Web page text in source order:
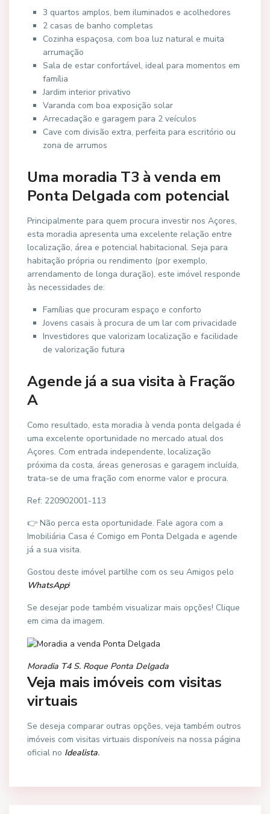
3 quartos amplos, bem iluminados e acolhedores
2 casas de banho completas
Cozinha espaçosa, com boa luz natural e muita
arrumação
Sala de estar confortável, ideal para momentos em
família
Jardim interior privativo
Varanda com boa exposição solar
Arrecadação e garagem para 2 veículos
Cave com divisão extra, perfeita para escritório ou
zona de arrumos
Uma moradia T3 à venda em
Ponta Delgada com potencial
Principalmente para quem procura investir nos Açores,
esta moradia apresenta uma excelente relação entre
localização, área e potencial habitacional. Seja para
habitação própria ou rendimento (por exemplo,
arrendamento de longa duração), este imóvel responde
às necessidades de:
Famílias que procuram espaço e conforto
Jovens casais à procura de um lar com privacidade
Investidores que valorizam localização e facilidade
de valorização futura
Agende já a sua visita à Fração
A
Como resultado, esta moradia à venda ponta delgada é
uma excelente oportunidade no mercado atual dos
Açores. Com entrada independente, localização
próxima da costa, áreas generosas e garagem incluída,
trata-se de uma fração com enorme valor e procura.
Ref: 220902001-113
👉 Não perca esta oportunidade. Fale agora com a
Imobiliária Casa é Comigo em Ponta Delgada e agende
já a sua visita.
Gostou deste imóvel partilhe com os seu Amigos pelo
WhatsApp!
Se desejar pode também visualizar mais opções! Clique
em cima da imagem.
Moradia T4 S. Roque Ponta Delgada
Veja mais imóveis com visitas
virtuais
Se deseja comparar outras opções, veja também outros
imóveis com visitas virtuais disponíveis na nossa página
oficial no Idealista.